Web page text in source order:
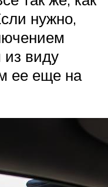
нужно,
из виду
ее еще на